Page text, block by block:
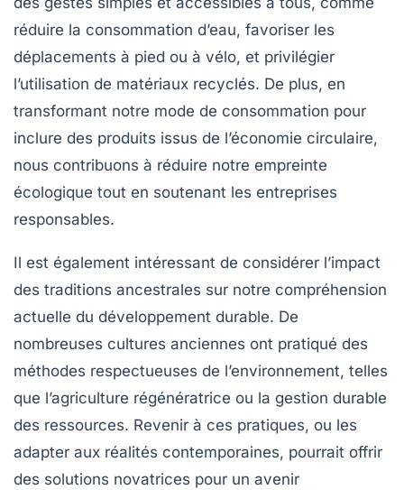
réduire la consommation d’eau, favoriser les
déplacements à pied ou à vélo, et privilégier
l’utilisation de matériaux recyclés. De plus, en
transformant notre mode de consommation pour
inclure des produits issus de l’économie circulaire,
nous contribuons à réduire notre empreinte
écologique tout en soutenant les entreprises
responsables.
Il est également intéressant de considérer l’impact
des traditions ancestrales sur notre compréhension
actuelle du développement durable. De
nombreuses cultures anciennes ont pratiqué des
méthodes respectueuses de l’environnement, telles
que l’agriculture régénératrice ou la gestion durable
des ressources. Revenir à ces pratiques, ou les
adapter aux réalités contemporaines, pourrait offrir
des solutions novatrices pour un avenir